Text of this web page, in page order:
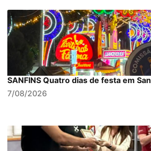
SANFINS Quatro dias de festa em
7/08/2026